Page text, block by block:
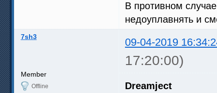
В противном
недоуплавнять и
7sh3 09-04-2019
17:20:00)
Member
Offline
Dreamject